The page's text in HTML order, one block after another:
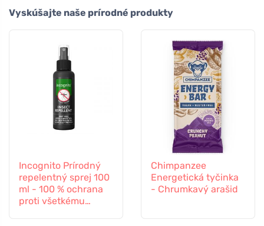
Vyskúšajte naše prírodné produkty
Incognito Prírodný
repelentný sprej 100
ml - 100 % ochrana
proti všetkému
Chimpanzee
Energetická tyčinka
- Chrumkavý arašid